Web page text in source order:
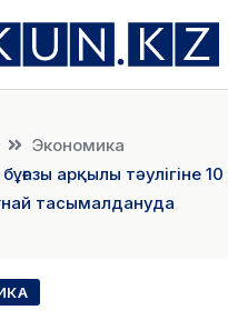
Экономика
арқылы тәулігіне
тасымалдануда